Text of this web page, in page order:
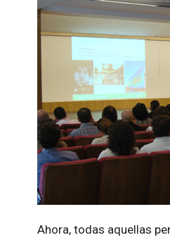
Ahora, todas aquellas